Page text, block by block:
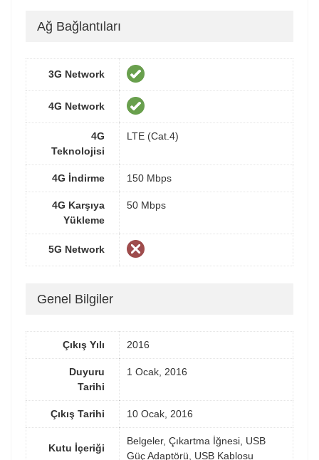
Ağ Bağlantıları
3G Network
4G Network
4G
Teknolojisi
LTE (Cat.4)
4G İndirme 150 Mbps
4G Karşıya
Yükleme
50 Mbps
5G Network
Genel Bilgiler
Çıkış Yılı 2016
Duyuru
Tarihi
1 Ocak, 2016
Çıkış Tarihi 10 Ocak, 2016
Kutu İçeriği
Belgeler, Çıkartma İğnesi, USB
Güç Adaptörü, USB Kablosu